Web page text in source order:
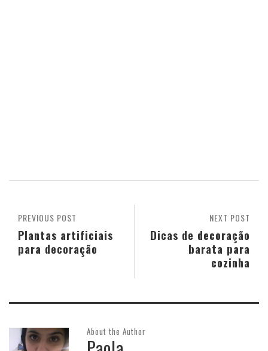
NEXT POST
Dicas de decoração
barata para
cozinha
PREVIOUS POST
Plantas artificiais
para decoração
About the Author